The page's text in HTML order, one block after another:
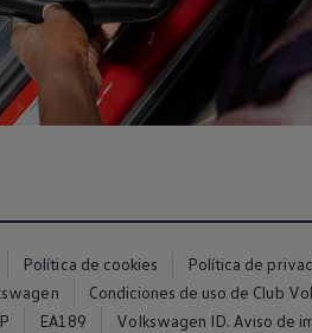
Política de cookies
Política de
Condiciones de uso de Club
EA189
Volkswagen ID. Aviso de